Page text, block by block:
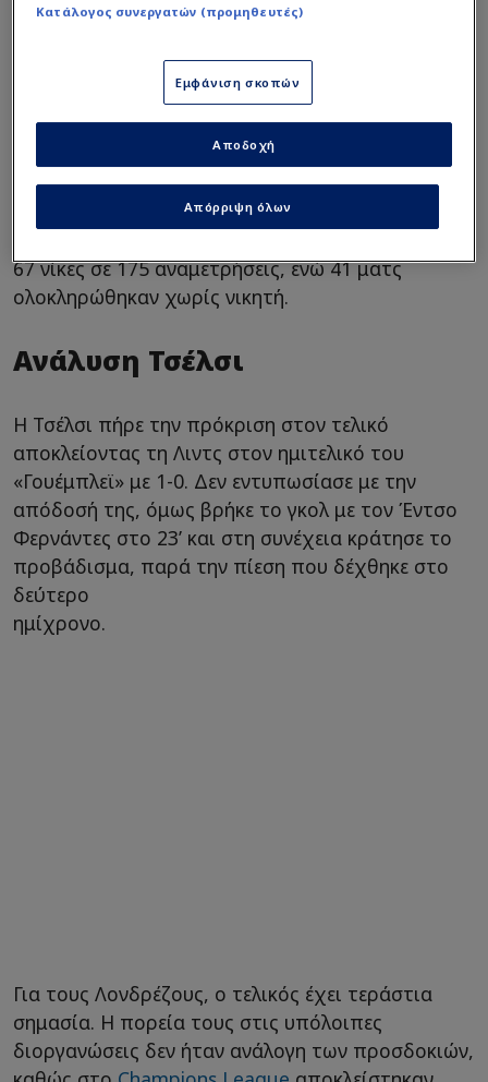
Premier Leagueοι δύο ομάδες έμειναν
στο 1-1 στο «Έτιχαντ», ενώ στο δεύτερο ματς οι
«πολίτες» πέρασαν άνετα από το «Στάμφορντ
Μπριτζ», επικρατώντας 3-0 της Τσέλσι. Συνολικά,
πάντως, η προϊστορία είναι απόλυτα
67 νίκες σε 175 αναμετρήσεις, ενώ 41 ματς
ολοκληρώθηκαν χωρίς νικητή.
Ανάλυση Τσέλσι
Η Τσέλσι πήρε την πρόκριση στον τελικό
αποκλείοντας τη Λιντς στον ημιτελικό του
«Γουέμπλεϊ» με 1-0. Δεν εντυπωσίασε με την
απόδοσή της, όμως βρήκε το γκολ με τον Έντσο
Φερνάντες στο 23’ και στη συνέχεια κράτησε το
προβάδισμα, παρά την πίεση που δέχθηκε στο
δεύτερο
ημίχρονο.
Για τους Λονδρέζους, ο τελικός έχει τεράστια
σημασία. Η πορεία τους στις υπόλοιπες
διοργανώσεις δεν ήταν ανάλογη των προσδοκιών,
Κατάλογος συνεργατών (προμηθευτές)
Εμφάνιση σκοπών
Απόρριψη όλων
Αποδοχή